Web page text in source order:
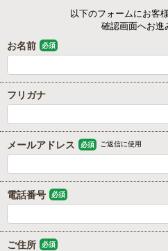
以下のフォームにお客
確認画面へお進
お名前 必須
フリガナ
メールアドレス 必須 ご返信に使用
電話番号 必須
ご住所 必須